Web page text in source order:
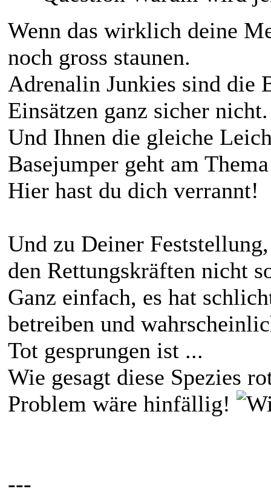
Wenn das wirklich deine
noch gross staunen.
Adrenalin Junkies sind die
Einsätzen ganz sicher nicht.
Und Ihnen die gleiche
Basejumper geht am
Hier hast du dich verrannt!
Und zu Deiner
den Rettungskräften nicht
Ganz einfach, es hat
betreiben und
Tot gesprungen ist ...
Wie gesagt diese Spezies
Problem wäre hinfällig!
---